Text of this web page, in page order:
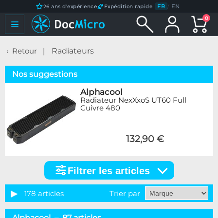
26 ans d'expérience Expédition rapide FR / EN
0
Retour Radiateurs
Nos suggestions
Alphacool
Radiateur NexXxoS UT60 Full
Cuivre 480
132,90 €
articles
Catégorie
Filtrer les articles
178 articles Trier par